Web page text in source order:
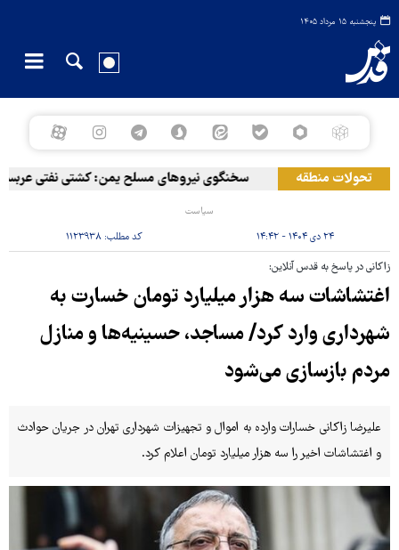
پنجشنبه ۱۵ مرداد ۱۴۰۵
تحولات منطقه سخنگوی نیروهای مسلح یمن: کشتی نفتی
سیاست
۲۴ دی ۱۴۰۴ - ۱۴:۴۲ کد مطلب: ۱۱۲۳۹۳۸
زاکانی در پاسخ به قدس آنلاین:
اغتشاشات سه هزار میلیارد تومان خسارت به
شهرداری وارد کرد/ مساجد، حسینیه‌ها و منازل
مردم بازسازی می‌شود
علیرضا زاکانی خسارات وارده به اموال و تجهیزات شهرداری تهران در جریان حوادث
و اغتشاشات اخیر را سه هزار میلیارد تومان اعلام کرد.